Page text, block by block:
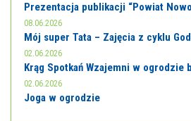
Prezentacja publikacji “Powiat
08.06.2026
Mój super Tata – Zajęcia z cyklu
02.06.2026
Krąg Spotkań Wzajemni w ogrodzie
02.06.2026
Joga w ogrodzie